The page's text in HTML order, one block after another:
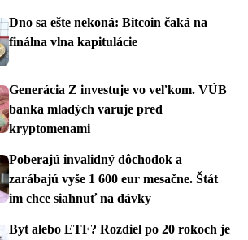
Dno sa ešte nekoná: Bitcoin čaká na
finálna vlna kapitulácie
Generácia Z investuje vo veľkom. VÚB
banka mladých varuje pred
kryptomenami
Poberajú invalidný dôchodok a
zarábajú vyše 1 600 eur mesačne. Štát
im chce siahnuť na dávky
Byt alebo ETF? Rozdiel po 20 rokoch je